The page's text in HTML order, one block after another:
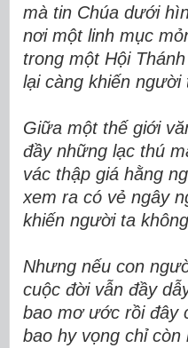
mà tin Chúa dưới
nơi một linh mục
trong một Hội
lại càng khiến người
Giữa một thế giới
đầy những lạc thú
vác thập giá hằng
xem ra có vẻ ngây
khiến người ta
Nhưng nếu con
cuộc đời vẫn đầy
bao mơ ước rồi đây
bao hy vọng chỉ còn